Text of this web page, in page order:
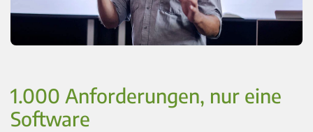
1.000 Anforderungen, nur eine
Software